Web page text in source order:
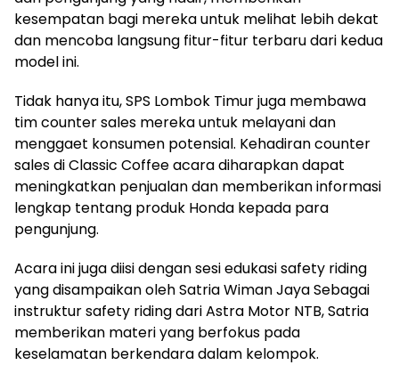
kesempatan bagi mereka untuk melihat lebih dekat
dan mencoba langsung fitur-fitur terbaru dari kedua
model ini.
Tidak hanya itu, SPS Lombok Timur juga membawa
tim counter sales mereka untuk melayani dan
menggaet konsumen potensial. Kehadiran counter
sales di Classic Coffee acara diharapkan dapat
meningkatkan penjualan dan memberikan informasi
lengkap tentang produk Honda kepada para
pengunjung.
Acara ini juga diisi dengan sesi edukasi safety riding
yang disampaikan oleh Satria Wiman Jaya Sebagai
instruktur safety riding dari Astra Motor NTB, Satria
memberikan materi yang berfokus pada
keselamatan berkendara dalam kelompok.